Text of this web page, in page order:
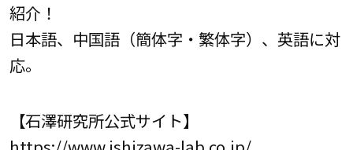
紹介！
日本語、中国語（簡体字・繁体字）、英語に対
応。
【石澤研究所公式サイト】